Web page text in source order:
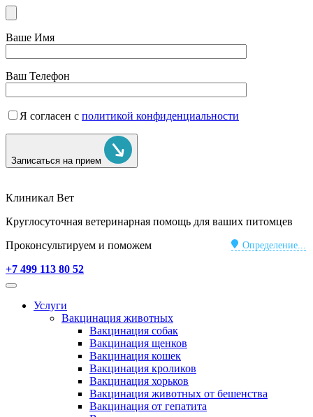
Ваше Имя
Ваш Телефон
Я согласен с политикой конфиденциальности
Записаться на прием
Клиникал Вет
Круглосуточная ветеринарная помощь для ваших питомцев
Определение...
Проконсультируем и поможем
+7 499 113 80 52
Услуги
Вакцинация животных
Вакцинация собак
Вакцинация щенков
Вакцинация кошек
Вакцинация кроликов
Вакцинация хорьков
Вакцинация животных от бешенства
Вакцинация от гепатита